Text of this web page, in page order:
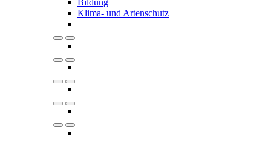
Bildung
Klima- und Artenschutz